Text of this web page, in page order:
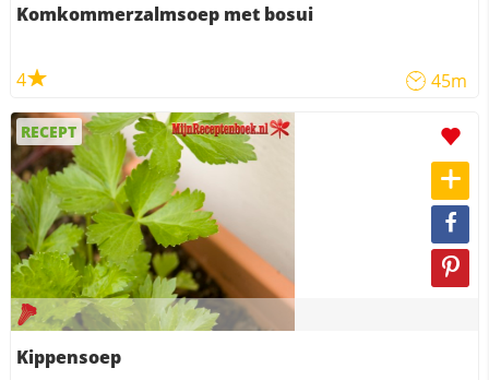
Komkommerzalmsoep met bosui
4 45m
RECEPT
Kippensoep